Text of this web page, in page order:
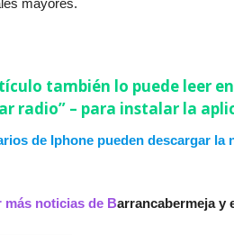
mayores.
también lo puede leer
radio” – para instalar la
de Iphone pueden descargar la
más noticias de Barrancabermeja y